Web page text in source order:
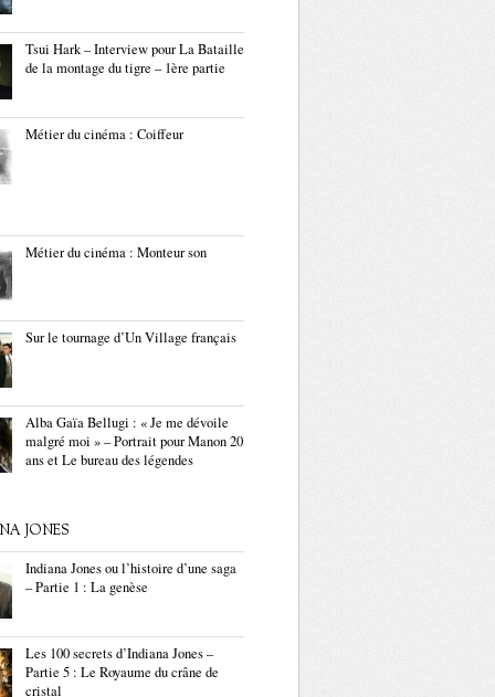
Tsui Hark – Interview pour La Bataille
de la montage du tigre – 1ère partie
Métier du cinéma : Coiffeur
Métier du cinéma : Monteur son
Sur le tournage d’Un Village français
Alba Gaïa Bellugi : « Je me dévoile
malgré moi » – Portrait pour Manon 20
ans et Le bureau des légendes
JONES
Indiana Jones ou l’histoire d’une saga
– Partie 1 : La genèse
Les 100 secrets d’Indiana Jones –
Partie 5 : Le Royaume du crâne de
cristal